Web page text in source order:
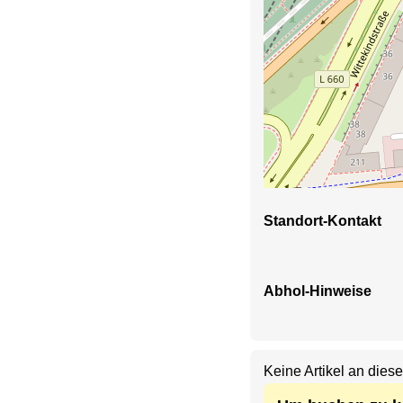
Standort-Kontakt
Abhol-Hinweise
Keine Artikel an